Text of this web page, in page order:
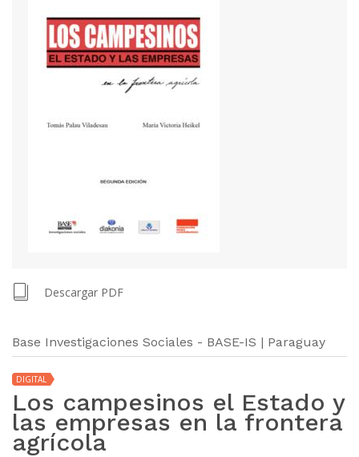
Descargar PDF
Base Investigaciones Sociales - BASE-IS | Paraguay
DIGITAL
Los campesinos el Estado y
las empresas en la frontera
agrícola